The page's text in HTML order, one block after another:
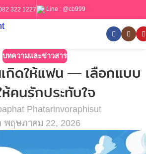
322 1227 Line : @cb999
บทความและข่าวสาร
เกิดให้แฟน — เลือกแบบ
ห้คนรักประทับใจ
Phatarinvoraphisut
พฤษภาคม 22, 2026